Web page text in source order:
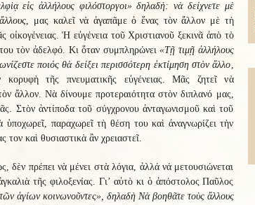
εἰς ἀλλήλους φιλόστοργοι» δηλαδὴ: νὰ δείχνετε μὲ
, μας καλεῖ νὰ ἀγαπᾶμε ὁ ἕνας τὸν ἄλλον μὲ τὴ
οἰκογένειας. Ἡ εὐγένεια τοῦ Χριστιανοῦ ξεκινᾶ ἀπὸ τὸ
του τὸν ἀδελφό. Κι ὅταν συμπληρώνει«Τῇ τιμῇ ἀλλήλους
ποιός θὰ δείξει περισσότερη ἐκτίμηση στὸν ἄλλο,
τῆς πνευματικῆς εὐγένειας. Μᾶς ζητεῖ νὰ
ἄλλον. Νὰ δίνουμε προτεραιότητα στὸν διπλανό μας,
Στὸν ἀντίποδα τοῦ σύγχρονου ἀνταγωνισμοῦ καὶ τοῦ
ὑποχωρεῖ, παραχωρεῖ τὴ θέση του καὶ ἀναγνωρίζει τὴν
τον καὶ θυσιαστικὰ ἂν χρειαστεῖ.
δὲν πρέπει νὰ μένει στὰ λόγια, ἀλλά νά μετουσιώνεται
τῆς φιλοξενίας. Γι’ αὐτὸ κι ὁ ἀπόστολος Παῦλος
τῶν ἁγίων κοινωνοῦντες», δηλαδὴ Νὰ βοηθᾶτε τοὺς ἄλλους